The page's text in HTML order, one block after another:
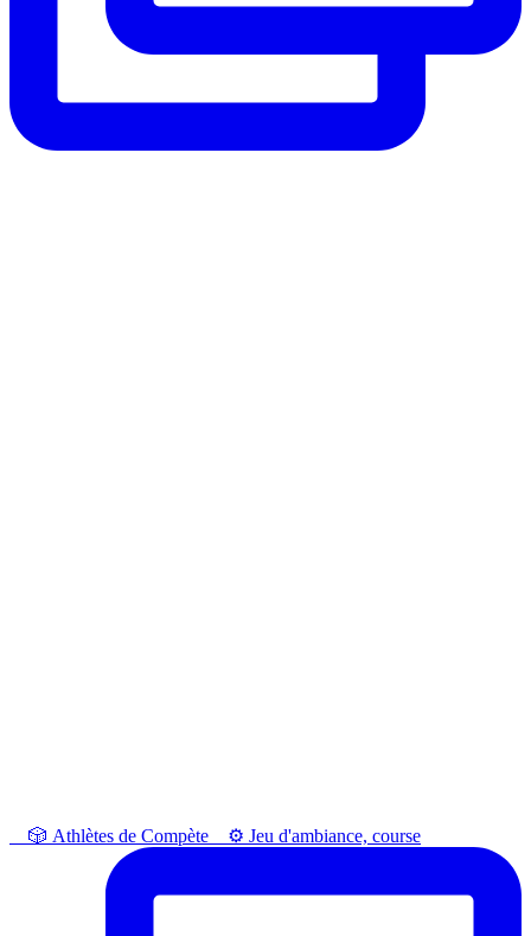
⠀ 🎲 Athlètes de Compète⠀ ⚙️ Jeu d'ambiance, course